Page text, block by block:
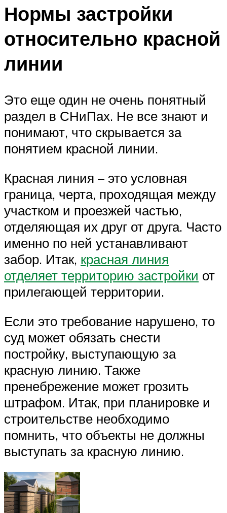
Нормы застройки
относительно красной
линии
Это еще один не очень понятный
раздел в СНиПах. Не все знают и
понимают, что скрывается за
понятием красной линии.
Красная линия – это условная
граница, черта, проходящая между
участком и проезжей частью,
отделяющая их друг от друга. Часто
именно по ней устанавливают
забор. Итак, красная линия
отделяет территорию застройки от
прилегающей территории.
Если это требование нарушено, то
суд может обязать снести
постройку, выступающую за
красную линию. Также
пренебрежение может грозить
штрафом. Итак, при планировке и
строительстве необходимо
помнить, что объекты не должны
выступать за красную линию.